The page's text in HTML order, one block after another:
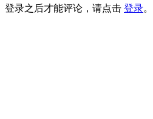
登录之后才能评论，请点击 登录。